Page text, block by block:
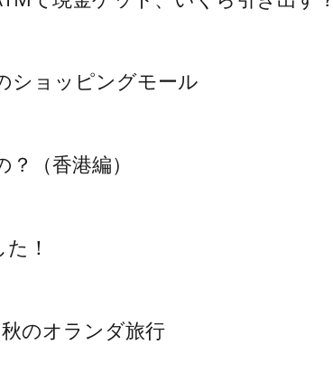
ショッピングモール
（香港編）
！
のオランダ旅行